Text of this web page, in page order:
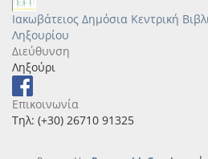
Ιακωβάτειος Δημόσια Κεντρική
Ληξουρίου
Διεύθυνση
Ληξούρι
Επικοινωνία
Τηλ: (+30) 26710 91325